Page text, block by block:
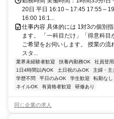
20日 平日 16:10～17:45 17:55～
16:00 16:1...
仕事内容 具体的には 1対3の個別
ます。 「一科目だけ」「得意科
ご希望をお伺いします。 授業の
スタ...
業界未経験者歓迎 扶養内勤務OK 社員登
1日4時間以内OK
土日祝のみOK 主婦・主
学歴不問
平日のみOK 学生歓迎 転勤なし
ネイルOK
有資格者歓迎 研修あり
同じ企業の求人